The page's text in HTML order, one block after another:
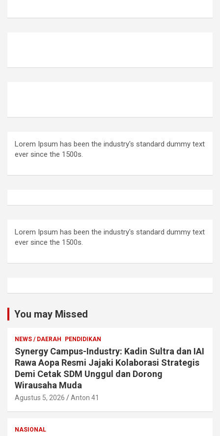
Lorem Ipsum has been the industry's standard dummy text
ever since the 1500s.
Lorem Ipsum has been the industry's standard dummy text
ever since the 1500s.
You may Missed
NEWS / DAERAH PENDIDIKAN
Synergy Campus-Industry: Kadin Sultra dan IAI
Rawa Aopa Resmi Jajaki Kolaborasi Strategis
Demi Cetak SDM Unggul dan Dorong
Wirausaha Muda
Agustus 5, 2026 Anton 41
NASIONAL